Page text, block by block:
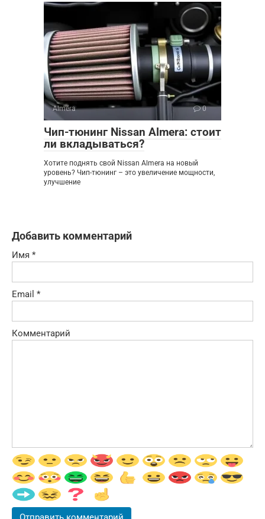
Almera 0
Чип-тюнинг Nissan Almera: стоит
ли вкладываться?
Хотите поднять свой Nissan Almera на новый
уровень? Чип-тюнинг – это увеличение мощности,
улучшение
Добавить комментарий
Имя *
Email *
Комментарий